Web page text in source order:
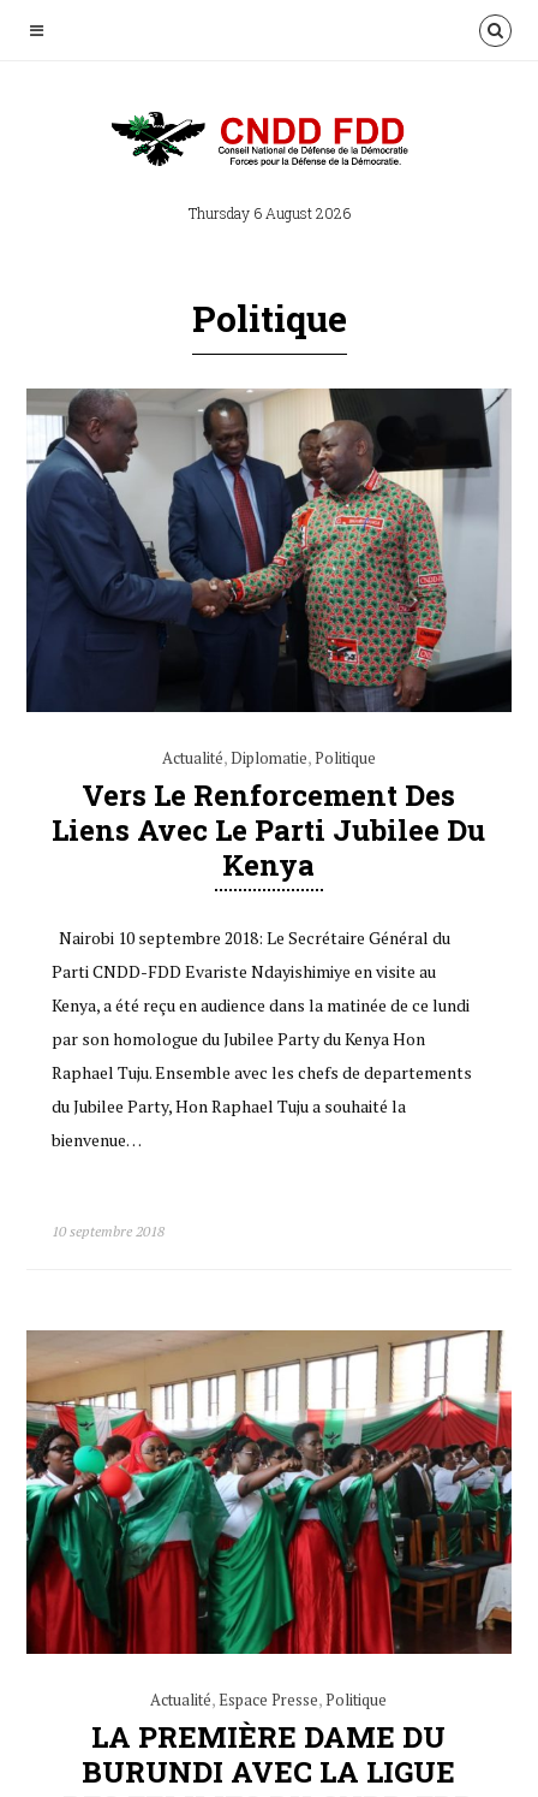
Thursday 6 August 2026
Politique
Actualité,Diplomatie,Politique
Vers Le Renforcement Des
Liens Avec Le Parti Jubilee Du
Kenya
Nairobi 10 septembre 2018: Le Secrétaire Général du
Parti CNDD-FDD Evariste Ndayishimiye en visite au
Kenya, a été reçu en audience dans la matinée de ce lundi
par son homologue du Jubilee Party du Kenya Hon
Raphael Tuju. Ensemble avec les chefs de departements
du Jubilee Party, Hon Raphael Tuju a souhaité la
bienvenue…
10 septembre 2018
Actualité,Espace Presse,Politique
LA PREMIÈRE DAME DU
BURUNDI AVEC LA LIGUE